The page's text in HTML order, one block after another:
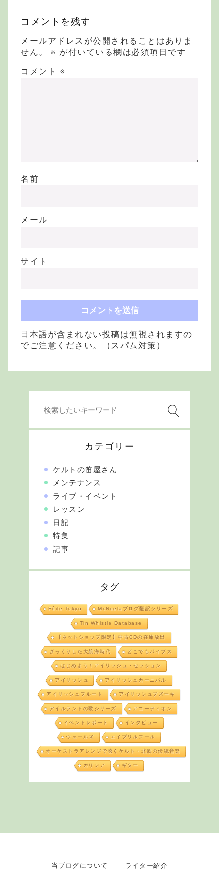
コメントを残す
メールアドレスが公開されることはありま
せん。
※ が付いている欄は必須項目です
コメント ※
名前
メール
サイト
日本語が含まれない投稿は無視されますの
でご注意ください。（スパム対策）
カテゴリー
ケルトの笛屋さん
メンテナンス
ライブ・イベント
レッスン
日記
特集
記事
タグ
Féile Tokyo McNeelaブログ翻訳シリーズ
Tin Whistle Database
【ネットショップ限定】中古CDの在庫放出
ざっくりした大航海時代 どこでもパイプス
はじめよう！アイリッシュ・セッション
アイリッシュ アイリッシュカーニバル
アイリッシュフルート アイリッシュブズーキ
アイルランドの歌シリーズ アコーディオン
イベントレポート インタビュー
ウェールズ エイプリルフール
オーケストラアレンジで聴くケルト・北欧の伝統音楽
ガリシア ギター
当ブログについて ライター紹介